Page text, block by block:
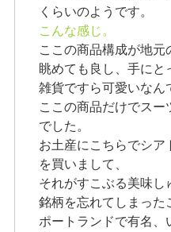
くらいのようです。
こんな感じ。
ここの商品構成が地
眺めても良し、手に
雑貨ですら可愛いなん
ここの商品だけでス
でした。
お土産にこちらでシ
を買いまして、
それがすこぶる美味し
銘柄を忘れてしまった
ポートランドで有名